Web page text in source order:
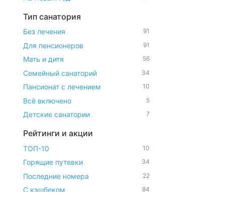
Тип санатория
Без лечения 91
Для пенсионеров 91
Мать и дитя 56
Семейный санаторий 34
Пансионат с лечением 10
Всё включено 5
Детские санатории 7
Рейтинги и акции
ТОП-10 10
Горящие путевки 34
Последние номера 22
С кэшбеком 84